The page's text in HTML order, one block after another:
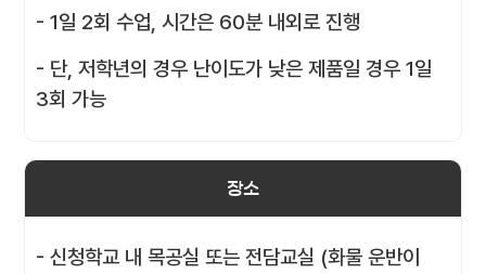
- 1일 2회 수업, 시간은 60분 내외로 진행
- 단, 저학년의 경우 난이도가 낮은 제품일 경우 1일
3회 가능
장소
- 신청학교 내 목공실 또는 전담교실 (화물 운반이